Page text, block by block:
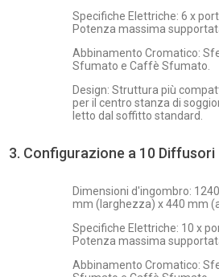
Specifiche Elettriche: 6 x
Potenza massima
Abbinamento Cromatico:
Sfumato e Caffè Sfumato.
Design: Struttura più
per il centro stanza di
letto dal soffitto standard.
3. Configurazione a 10 Diffusori
Dimensioni d'ingombro:
mm (larghezza) x 440 mm
Specifiche Elettriche: 10 x
Potenza massima
Abbinamento Cromatico: